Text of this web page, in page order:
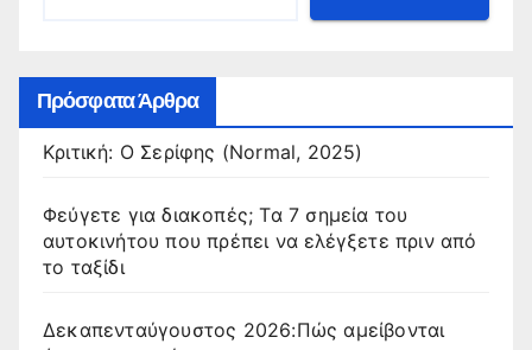
Πρόσφατα Άρθρα
Κριτική: Ο Σερίφης (Normal, 2025)
Φεύγετε για διακοπές; Τα 7 σημεία του
αυτοκινήτου που πρέπει να ελέγξετε πριν από
το ταξίδι
Δεκαπενταύγουστος 2026:Πώς αμείβονται